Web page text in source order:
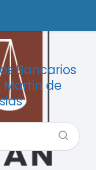
Bancarios
Martín de